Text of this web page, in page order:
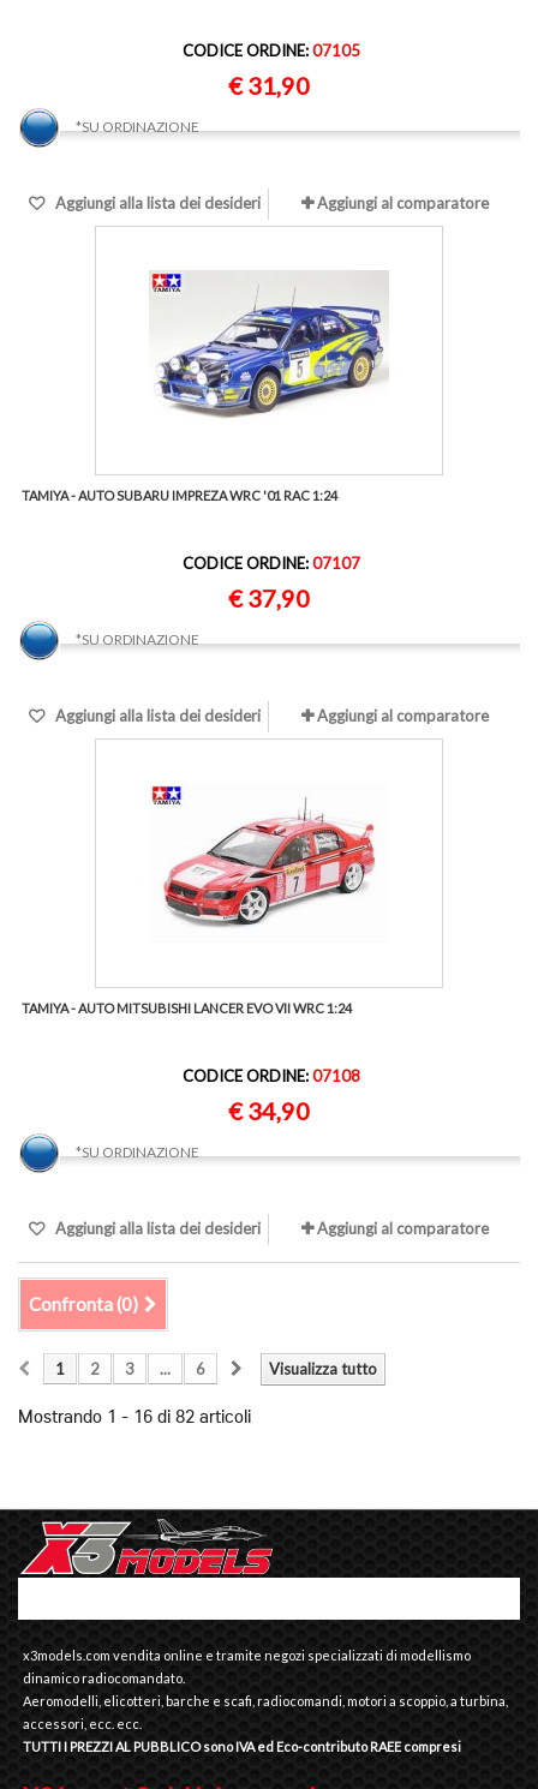
CODICE ORDINE:07105
€ 31,90
*SU ORDINAZIONE
Aggiungi alla lista dei desideri Aggiungi al comparatore
TAMIYA - AUTO SUBARU IMPREZA WRC '01 RAC 1:24
CODICE ORDINE:07107
€ 37,90
*SU ORDINAZIONE
Aggiungi alla lista dei desideri Aggiungi al comparatore
TAMIYA - AUTO MITSUBISHI LANCER EVO VII WRC 1:24
CODICE ORDINE:07108
€ 34,90
*SU ORDINAZIONE
Aggiungi alla lista dei desideri Aggiungi al comparatore
Confronta (0)
Visualizza tutto
1 2 3 ... 6
Mostrando 1 - 16 di 82 articoli
x3models.com vendita online e tramite negozi specializzati di modellismo
dinamico radiocomandato.
Aeromodelli, elicotteri, barche e scafi, radiocomandi, motori a scoppio, a turbina,
accessori, ecc. ecc.
TUTTI I PREZZI AL PUBBLICO sono IVA ed Eco-contributo RAEE compresi